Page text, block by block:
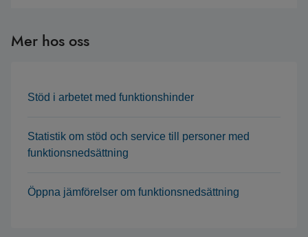
Mer hos oss
Stöd i arbetet med funktionshinder
Statistik om stöd och service till personer med
funktionsnedsättning
Öppna jämförelser om funktionsnedsättning